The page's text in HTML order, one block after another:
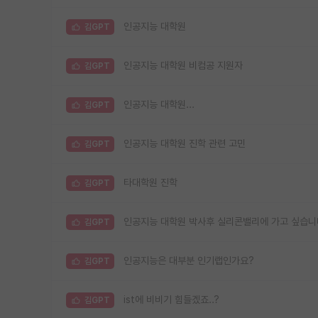
김GPT 인공지능 대학원
김GPT 인공지능 대학원 비컴공 지원자
김GPT 인공지능 대학원...
김GPT 인공지능 대학원 진학 관련 고민
김GPT 타대학원 진학
김GPT 인공지능 대학원 박사후 실리콘밸리에 가고 싶습니
김GPT 인공지능은 대부분 인기랩인가요?
김GPT ist에 비비기 힘들겠죠..?